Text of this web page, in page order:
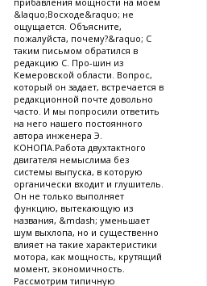
&laquo;Восходе&raquo; не
ощущается. Объясните,
пожалуйста, почему?&raquo; С
таким письмом обратился в
редакцию С. Про-шин из
Кемеровской области. Вопрос,
который он задает, встречается в
редакционной почте довольно
часто. И мы попросили ответить
на него нашего постоянного
автора инженера Э.
КОНОПА.Работа двухтактного
двигателя немыслима без
системы выпуска, в которую
органически входит и глушитель.
Он не только выполняет
функцию, вытекающую из
названия, &mdash; уменьшает
шум выхлопа, но и существенно
влияет на такие характеристики
мотора, как мощность, крутящий
момент, экономичность.
Рассмотрим типичную